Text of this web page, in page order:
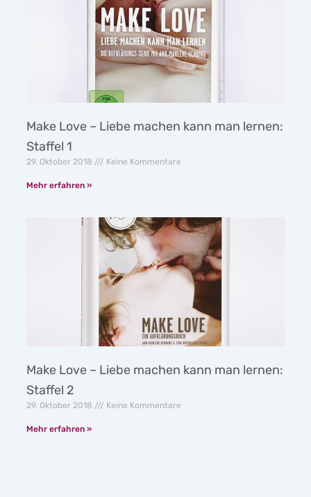
Make Love – Liebe machen kann man lernen:
Staffel 1
29. Oktober 2018 Keine Kommentare
Mehr erfahren »
Make Love – Liebe machen kann man lernen:
Staffel 2
29. Oktober 2018 Keine Kommentare
Mehr erfahren »